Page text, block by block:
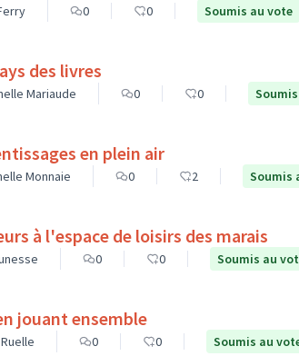
0 0 Soumis au vote
des livres
Mariaude 0 0
en plein air
Monnaie 0 2 Soumis
à l'espace de loisirs des marais
0 0 Soumis au
jouant ensemble
0 0 Soumis au